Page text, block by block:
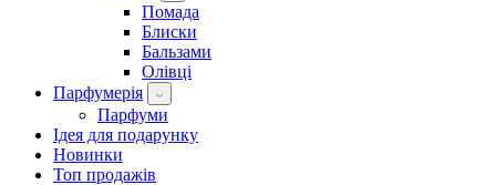
Помада
Блиски
Бальзами
Олівці
Парфумерія
Парфуми
Ідея для подарунку
Новинки
Топ продажів